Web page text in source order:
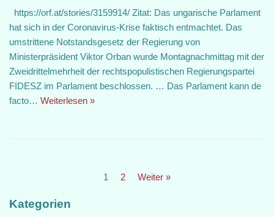
https://orf.at/stories/3159914/ Zitat: Das ungarische Parlament
hat sich in der Coronavirus-Krise faktisch entmachtet. Das
umstrittene Notstandsgesetz der Regierung von
Ministerpräsident Viktor Orban wurde Montagnachmittag mit der
Zweidrittelmehrheit der rechtspopulistischen Regierungspartei
FIDESZ im Parlament beschlossen. … Das Parlament kann de
facto… Weiterlesen »
1 2 Weiter »
Kategorien